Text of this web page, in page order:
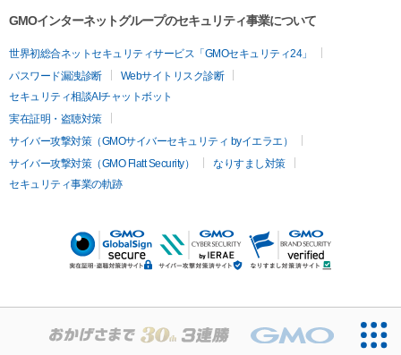
GMOインターネットグループのセキュリティ事業について
世界初総合ネットセキュリティサービス「GMOセキュリティ24」
パスワード漏洩診断
Webサイトリスク診断
セキュリティ相談AIチャットボット
実在証明・盗聴対策
サイバー攻撃対策（GMOサイバーセキュリティ byイエラエ）
サイバー攻撃対策（GMO Flatt Security）
なりすまし対策
セキュリティ事業の軌跡